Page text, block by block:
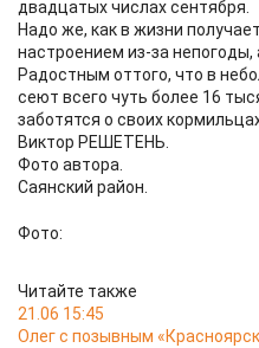
двадцатых числах сентября.
Надо же, как в жизни
настроением из-за
Радостным оттого, что в
сеют всего чуть более 16
заботятся о своих
Виктор РЕШЕТЕНЬ.
Фото автора.
Саянский район.
Фото:
Читайте также
21.06 15:45
Олег с позывным